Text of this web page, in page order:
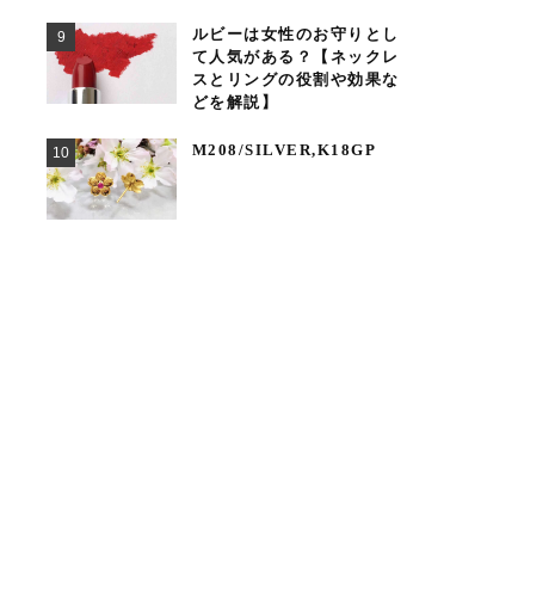
ルビーは女性のお守りとし
て人気がある？【ネックレ
スとリングの役割や効果な
どを解説】
M208/SILVER,K18GP